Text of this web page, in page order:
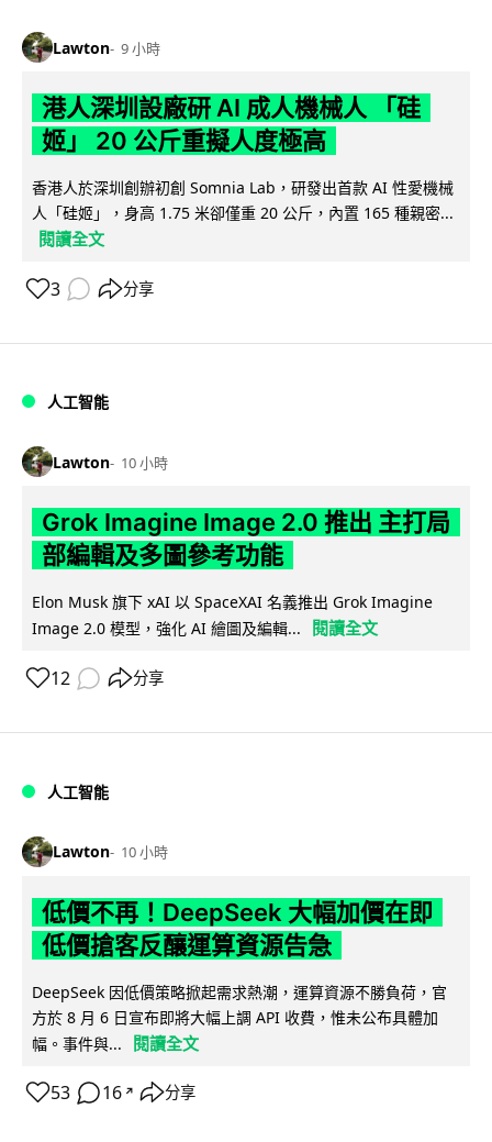
Lawton 9 小時
港人深圳設廠研 AI 成人機械人 「硅
姬」 20 公斤重擬人度極高
香港人於深圳創辦初創 Somnia Lab，研發出首款 AI 性愛機械
人「硅姬」，身高 1.75 米卻僅重 20 公斤，內置 165 種親密...
閱讀全文
3 分享
人工智能
Lawton 10 小時
Grok Imagine Image 2.0 推出 主打局
部編輯及多圖參考功能
Elon Musk 旗下 xAI 以 SpaceXAI 名義推出 Grok Imagine
Image 2.0 模型，強化 AI 繪圖及編輯...
閱讀全文
12 分享
人工智能
Lawton 10 小時
低價不再！DeepSeek 大幅加價在即
低價搶客反釀運算資源告急
DeepSeek 因低價策略掀起需求熱潮，運算資源不勝負荷，官
方於 8 月 6 日宣布即將大幅上調 API 收費，惟未公布具體加
幅。事件與...
閱讀全文
53 16 ↗ 分享